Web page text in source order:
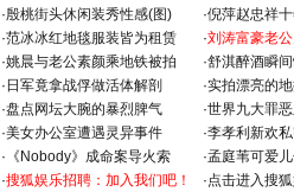
·殷桃街头休闲装秀性感(图) ·倪萍赵忠祥
·范冰冰红地毯服装皆为租赁 ·刘涛富豪老
·姚晨与老公素颜乘地铁被拍 ·舒淇醉酒瞬
· 日军竟拿战俘做活体解剖 ·实拍漂亮的
·盘点网坛大腕的暴烈脾气 ·世界九大罪
·美女办公室遭遇灵异事件 ·李孝利新欢
· 《Nobody》成命案导火索 ·孟庭苇可爱
·搜狐娱乐招聘：加入我们吧！ ·点击进入搜